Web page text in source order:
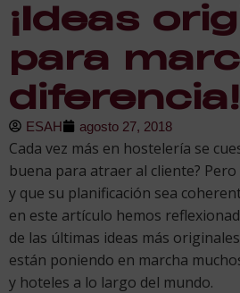
¡Ideas
para
diferencia!
ESAH agosto 27, 2018
Cada vez más en hostelería se
buena para atraer al cliente?
y que su planificación sea
en este artículo hemos
de las últimas ideas más
están poniendo en marcha
y hoteles a lo largo del mundo.